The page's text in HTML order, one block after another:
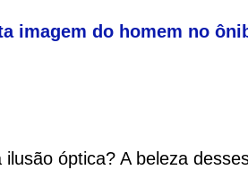
imagem do homem no
óptica? A beleza